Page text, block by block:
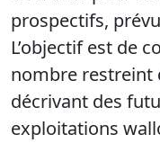
prospectifs,
L’objectif est de
nombre restreint
décrivant des
exploitations